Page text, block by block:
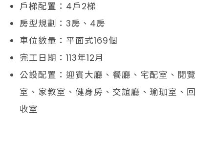
戶梯配置：4戶2梯
房型規劃：3房、4房
車位數量：平面式169個
完工日期：113年12月
公設配置：迎賓大廳、餐廳、宅配室、閱覽
室、家教室、健身房、交誼廳、瑜珈室、回
收室